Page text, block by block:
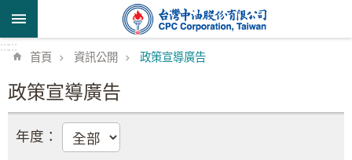
跳到主要內容區塊
::::::
首頁 資訊公開 政策宣導廣告
政策宣導廣告
年度：